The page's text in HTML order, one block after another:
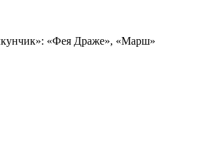
«Фея Драже», «Марш»